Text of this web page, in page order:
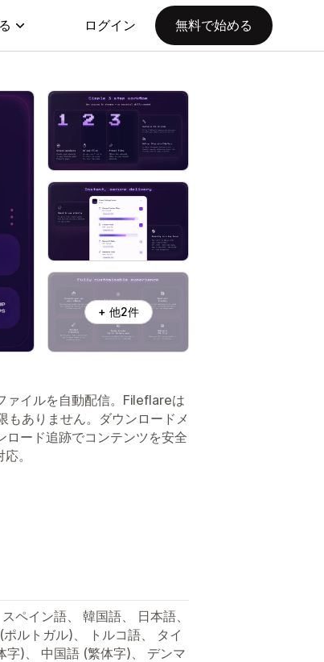
ログイン 無料で始める
+ 他2件
ァイルを自動配信。Fileflareは
もありません。ダウンロードメ
ロード追跡でコンテンツを安全
。
ペイン語、 韓国語、 日本語、
ルトガル)、 トルコ語、 タイ
字)、 中国語 (繁体字)、 デンマ